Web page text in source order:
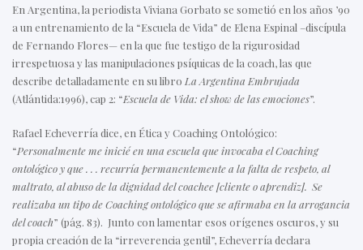
En Argentina, la periodista Viviana Gorbato se sometió en los años ’90
a un entrenamiento de la “Escuela de Vida” de Elena Espinal –discípula
de Fernando Flores— en la que fue testigo de la rigurosidad
irrespetuosa y las manipulaciones psíquicas de la coach, las que
describe detalladamente en su libro La Argentina Embrujada
(Atlántida:1996), cap 2: “Escuela de Vida: el show de las emociones”.
Rafael Echeverría dice, en Ética y Coaching Ontológico:
“Personalmente me inicié en una escuela que invocaba el Coaching
ontológico y que . . . recurría permanentemente a la falta de respeto, al
maltrato, al abuso de la dignidad del coachee [cliente o aprendiz]. Se
realizaba un tipo de Coaching ontológico que se afirmaba en la arrogancia
del coach” (pág. 83). Junto con lamentar esos orígenes oscuros, y su
propia creación de la “irreverencia gentil”, Echeverría declara